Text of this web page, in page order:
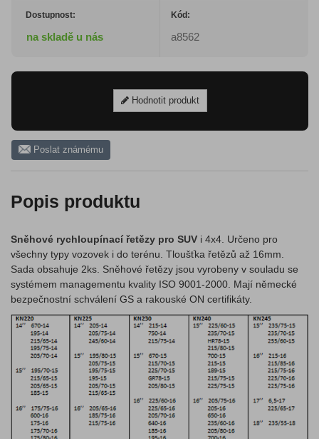
Dostupnost:
na skladě u nás
Kód:
a8562
Hodnotit produkt
Poslat známému
Popis produktu
Sněhové rychloupínací řetězy pro SUV i 4x4. Určeno pro
všechny typy vozovek i do terénu. Tloušťka řetězů až 16mm.
Sada obsahuje 2ks. Sněhové řetězy jsou vyrobeny v souladu se
systémem managementu kvality ISO 9001-2000. Mají německé
bezpečnostní schválení GS a rakouské ON certifikáty.